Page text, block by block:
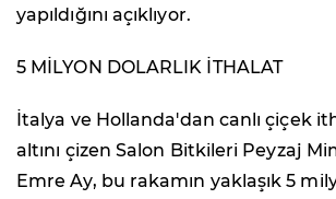
yapıldığını açıklıyor.
5 MİLYON DOLARLIK İTHALAT
İtalya ve Hollanda'dan canlı çiçek
altını çizen Salon Bitkileri Peyzaj
Emre Ay, bu rakamın yaklaşık 5